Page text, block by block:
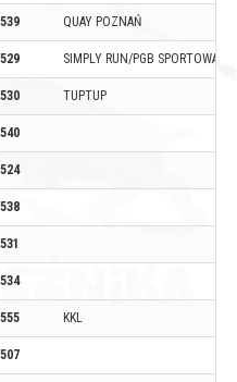
539 QUAY POZNAŃ
529 SIMPLY RUN/PGB SPORTOWA
530 TUPTUP
540
524
538
531
534
555 KKL
507